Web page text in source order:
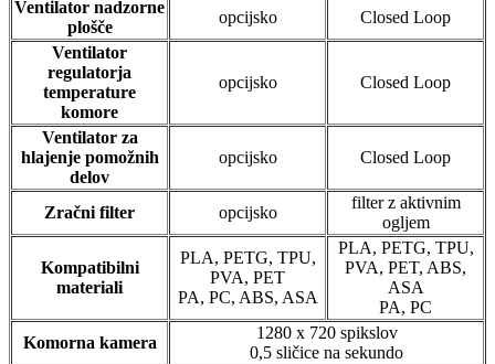
Ventilator nadzorne
plošče
opcijsko
Closed Loop
Ventilator
regulatorja
temperature
komore
opcijsko Closed Loop
Ventilator za
hlajenje pomožnih
delov
opcijsko Closed Loop
Zračni filter opcijsko
filter z aktivnim
ogljem
Kompatibilni
materiali
PLA, PETG, TPU,
PVA, PET
PA, PC, ABS, ASA
PLA, PETG, TPU,
PVA, PET, ABS,
ASA
PA, PC
Komorna kamera
1280 x 720 spikslov
0,5 sličice na sekundo